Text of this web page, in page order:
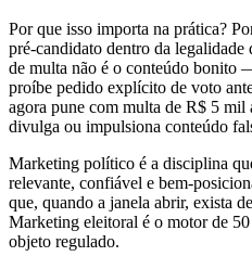
Por que isso importa na prática?
pré-candidato dentro da
de multa não é o conteúdo bonito
proíbe pedido explícito de voto
agora pune com multa de R$ 5
divulga ou impulsiona conteúdo
Marketing político é a disciplina
relevante, confiável e bem-
que, quando a janela abrir, exista
Marketing eleitoral é o motor de
objeto regulado.